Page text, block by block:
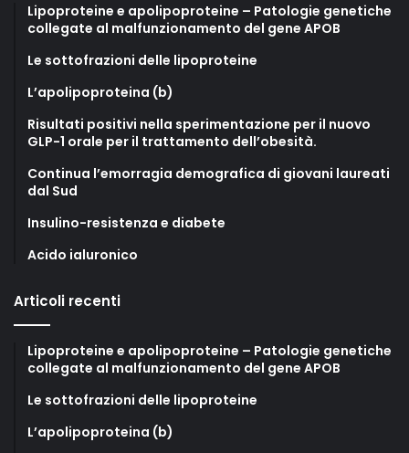
Lipoproteine e apolipoproteine – Patologie genetiche
collegate al malfunzionamento del gene APOB
Le sottofrazioni delle lipoproteine
L’apolipoproteina (b)
Risultati positivi nella sperimentazione per il nuovo
GLP-1 orale per il trattamento dell’obesità.
Continua l’emorragia demografica di giovani laureati
dal Sud
Insulino-resistenza e diabete
Acido ialuronico
Articoli recenti
Lipoproteine e apolipoproteine – Patologie genetiche
collegate al malfunzionamento del gene APOB
Le sottofrazioni delle lipoproteine
L’apolipoproteina (b)